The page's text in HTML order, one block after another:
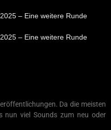
– Eine weitere Runde
– Eine weitere Runde
Da die meisten
nun viel Sounds zum neu oder